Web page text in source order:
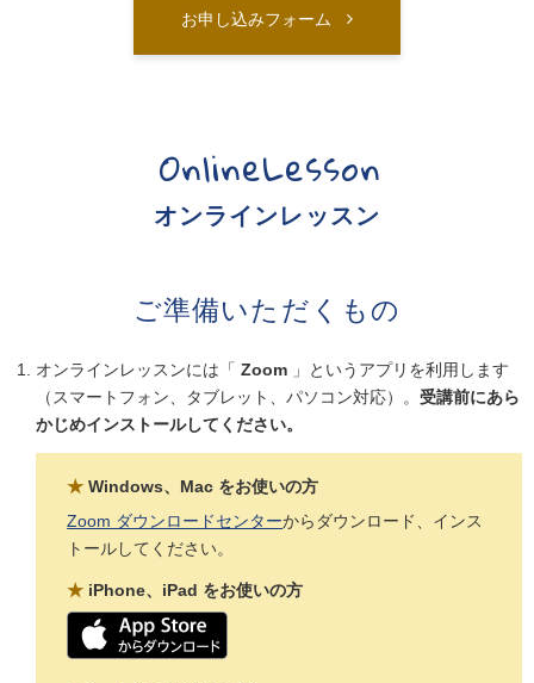
お申し込みフォーム
OnlineLesson
オンラインレッスン
ご準備いただくもの
オンラインレッスンには「Zoom 」というアプリを利用します
（スマートフォン、タブレット、パソコン対応）。受講前にあら
かじめインストールしてください。
★Windows、Mac をお使いの方
Zoom ダウンロードセンターからダウンロード、インス
トールしてください。
★ iPhone、iPad をお使いの方